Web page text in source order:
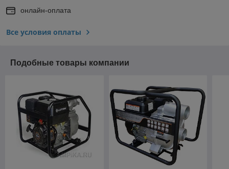
онлайн-оплата
Все условия оплаты
Подобные товары компании